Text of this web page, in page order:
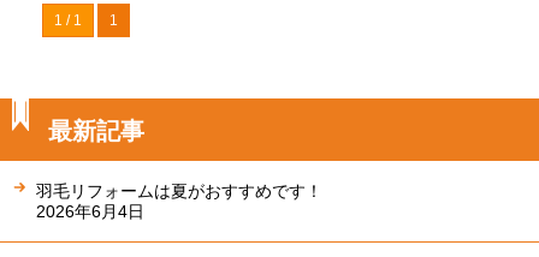
1 / 1 1
最新記事
羽毛リフォームは夏がおすすめです！
2026年6月4日